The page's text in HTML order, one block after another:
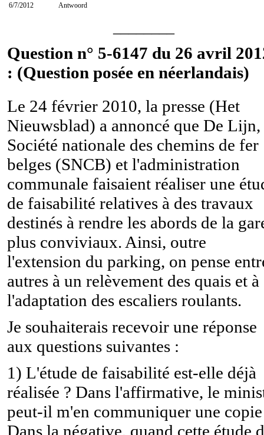
6/7/2012
Antwoord
Question n° 5-6147 du 26 avril
: (Question posée en néerlandais)
Le 24 février 2010, la presse (Het
Nieuwsblad) a annoncé que De Lijn,
Société nationale des chemins de fer
belges (SNCB) et l'administration
communale faisaient réaliser une
de faisabilité relatives à des travaux
destinés à rendre les abords de la
plus conviviaux. Ainsi, outre
l'extension du parking, on pense
autres à un relèvement des quais et à
l'adaptation des escaliers roulants.
Je souhaiterais recevoir une réponse
aux questions suivantes :
1) L'étude de faisabilité est-elle déjà
réalisée ? Dans l'affirmative, le
peut-il m'en communiquer une
Dans la négative, quand cette étude